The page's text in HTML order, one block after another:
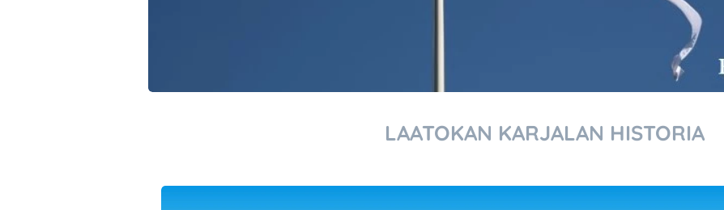
LAATOKAN KARJALAN HISTORIA